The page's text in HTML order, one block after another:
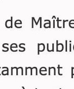
si ces